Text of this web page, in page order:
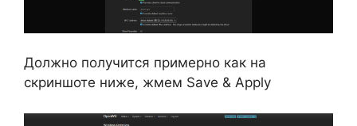
Должно получится примерно как на
скриншоте ниже, жмем Save & Apply